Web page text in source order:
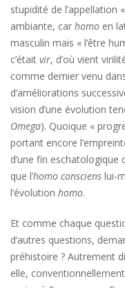
stupidité de l’appellation
ambiante, car homo en
masculin mais « l’être
c’était vir, d’où vient
comme dernier venu
d’améliorations
vision d’une évolution
Omega). Quoique «
portant encore
d’une fin
que l’homo consciens lui-
l’évolution homo.
Et comme chaque
d’autres questions,
préhistoire ? Autrement
elle,